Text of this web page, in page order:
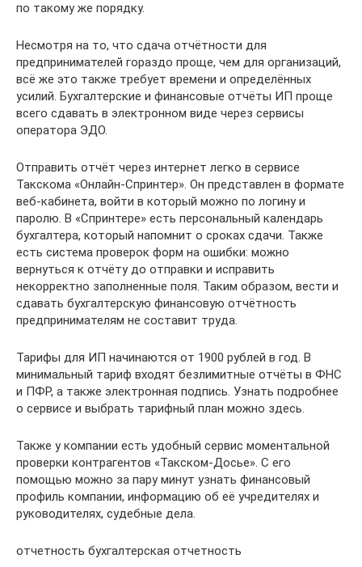
по такому же порядку.
Несмотря на то, что сдача отчётности для
предпринимателей гораздо проще, чем для организаций,
всё же это также требует времени и определённых
усилий. Бухгалтерские и финансовые отчёты ИП проще
всего сдавать в электронном виде через сервисы
оператора ЭДО.
Отправить отчёт через интернет легко в сервисе
Такскома «Онлайн-Спринтер». Он представлен в формате
веб-кабинета, войти в который можно по логину и
паролю. В «Спринтере» есть персональный календарь
бухгалтера, который напомнит о сроках сдачи. Также
есть система проверок форм на ошибки: можно
вернуться к отчёту до отправки и исправить
некорректно заполненные поля. Таким образом, вести и
сдавать бухгалтерскую финансовую отчётность
предпринимателям не составит труда.
Тарифы для ИП начинаются от 1900 рублей в год. В
минимальный тариф входят безлимитные отчёты в ФНС
и ПФР, а также электронная подпись. Узнать подробнее
о сервисе и выбрать тарифный план можно здесь.
Также у компании есть удобный сервис моментальной
проверки контрагентов «Такском-Досье». С его
помощью можно за пару минут узнать финансовый
профиль компании, информацию об её учредителях и
руководителях, судебные дела.
отчетность бухгалтерская отчетность